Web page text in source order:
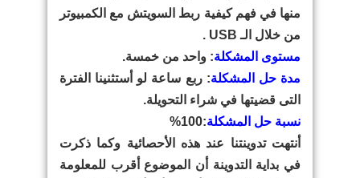
منها في فهم كيفية ربط السويتش مع الكمبيوتر
من خلال الـ USB .
مستوى المشكلة: واحد من خمسة.
مدة حل المشكلة: ربع ساعة لو أستثنينا الفترة
التى قضيتها في شراء التحويلة.
نسبة حل المشكلة:100%
أنتهت تدوينتنا عند هذه الأحصائية وكما ذكرت
في بداية التدوينة أن الموضوع أقرب للمعلومة